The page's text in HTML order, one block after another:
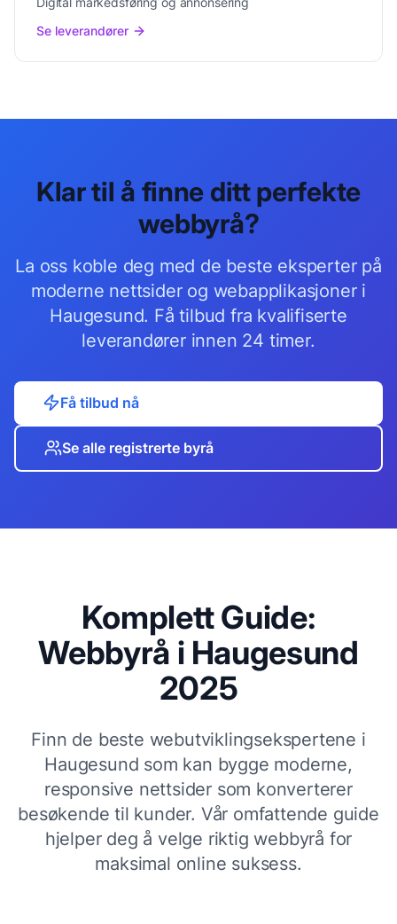
Se leverandører
Klar til å finne ditt perfekte
webbyrå?
La oss koble deg med de beste eksperter på
moderne nettsider og webapplikasjoneri
Haugesund. Få tilbud fra kvalifiserte
leverandører innen 24 timer.
Få tilbud nå
Se alle registrerte byrå
Komplett Guide:
Webbyrå i Haugesund
2025
Finn de beste webutviklingsekspertene i
Haugesund som kan bygge moderne,
responsive nettsider som konverterer
besøkende til kunder. Vår omfattende guide
hjelper deg å velge riktig webbyrå for
maksimal online suksess.